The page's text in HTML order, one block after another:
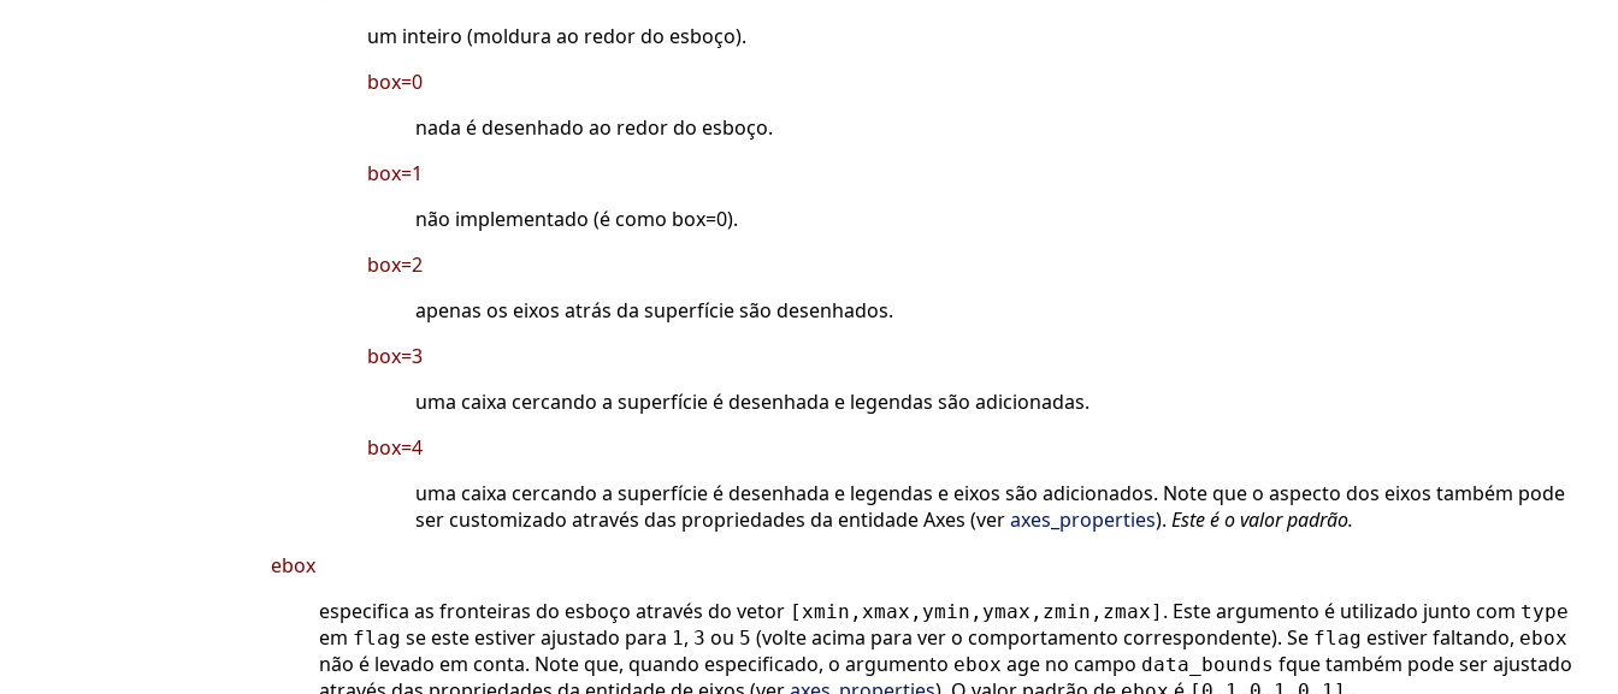
um inteiro (moldura ao redor do esboço).
box=0
nada é desenhado ao redor do esboço.
box=1
não implementado (é como box=0).
box=2
apenas os eixos atrás da superfície são desenhados.
box=3
uma caixa cercando a superfície é desenhada e legendas são adicionadas.
box=4
uma caixa cercando a superfície é desenhada e legendas e eixos são adicionados. Note que o aspecto dos eixos também pode
ser customizado através das propriedades da entidade Axes (veraxes_properties). Este é o valor padrão.
ebox
especifica as fronteiras do esboço através do vetor [xmin,xmax,ymin,ymax,zmin,zmax] . Este argumento é utilizado junto com type
em flag se este estiver ajustado para 1, 3 ou 5 (volte acima para ver o comportamento correspondente). Se flag estiver faltando, ebox
não é levado em conta. Note que, quando especificado, o argumento ebox age no campo data_bounds fque também pode ser ajustado